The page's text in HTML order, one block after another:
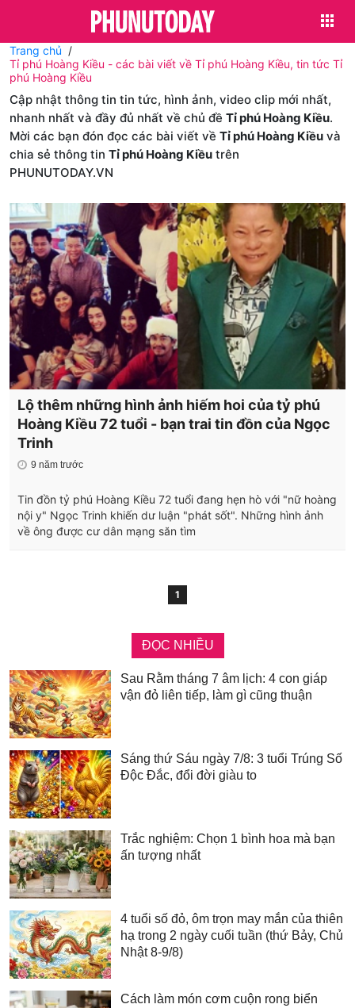
Trang chủ
Tỉ phú Hoàng Kiều - các bài viết về Tỉ phú Hoàng Kiều, tin tức Tỉ
phú Hoàng Kiều
Cập nhật thông tin tin tức, hình ảnh, video clip mới nhất,
nhanh nhất và đầy đủ nhất về chủ đề Tỉ phú Hoàng Kiều.
Mời các bạn đón đọc các bài viết về Tỉ phú Hoàng Kiều và
chia sẻ thông tin Tỉ phú Hoàng Kiều trên
PHUNUTODAY.VN
Lộ thêm những hình ảnh hiếm hoi của tỷ phú
Hoàng Kiều 72 tuổi - bạn trai tin đồn của Ngọc
Trinh
9 năm trước
Tin đồn tỷ phú Hoàng Kiều 72 tuổi đang hẹn hò với "nữ hoàng
nội y" Ngọc Trinh khiến dư luận "phát sốt". Những hình ảnh
về ông được cư dân mạng săn tìm
1
ĐỌC NHIỀU
Sau Rằm tháng 7 âm lịch: 4 con giáp
vận đỏ liên tiếp, làm gì cũng thuận
Sáng thứ Sáu ngày 7/8: 3 tuổi Trúng Số
Độc Đắc, đổi đời giàu to
Trắc nghiệm: Chọn 1 bình hoa mà bạn
ấn tượng nhất
4 tuổi số đỏ, ôm trọn may mắn của thiên
hạ trong 2 ngày cuối tuần (thứ Bảy, Chủ
Nhật 8-9/8)
Cách làm món cơm cuộn rong biển